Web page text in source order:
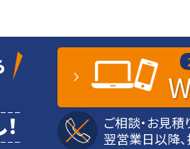
ご相談・お見積
翌営業日以降、